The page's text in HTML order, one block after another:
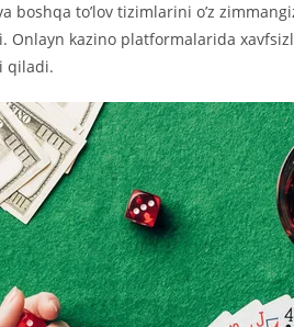
boshqa to’lov tizimlarini o’z
Onlayn kazino platformalarida
qiladi.